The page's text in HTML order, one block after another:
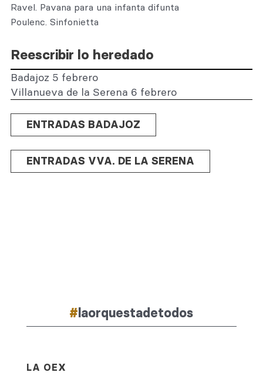
Ravel. Pavana para una infanta difunta
Poulenc. Sinfonietta
Reescribir lo heredado
Badajoz 5 febrero
Villanueva de la Serena 6 febrero
ENTRADAS BADAJOZ
ENTRADAS VVA. DE LA SERENA
#laorquestadetodos
LA OEX